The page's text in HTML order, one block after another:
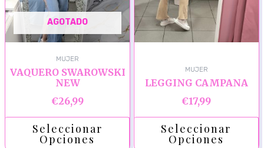
AGOTADO
MUJER
VAQUERO SWAROWSKI
NEW
€26,99
Seleccionar
Opciones
MUJER
LEGGING CAMPANA
€17,99
Seleccionar
Opciones